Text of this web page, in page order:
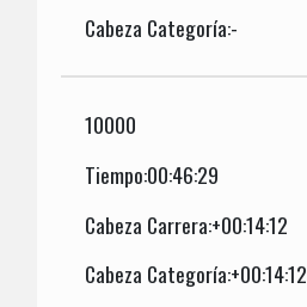
Cabeza Categoría:-
10000
Tiempo:00:46:29
Cabeza Carrera:+00:14:12
Cabeza Categoría:+00:14:12